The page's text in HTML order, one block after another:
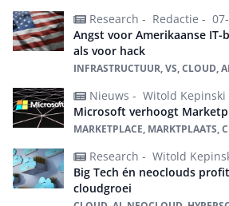
Research - Redactie -
Angst voor Amerikaanse
als voor hack
INFRASTRUCTUUR, VS, CLOUD,
Nieuws - Witold Kepinski
Microsoft verhoogt
MARKETPLACE, MARKTPLAATS,
Research - Witold
Big Tech én neoclouds
cloudgroei